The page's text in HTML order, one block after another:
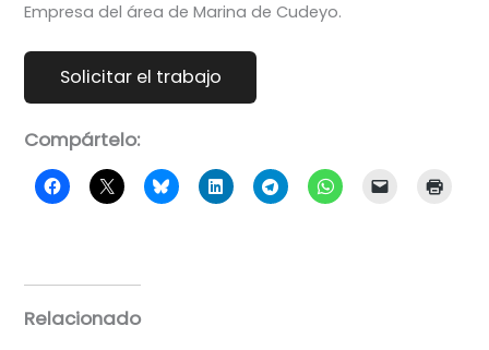
Empresa del área de Marina de Cudeyo.
Compártelo:
Relacionado